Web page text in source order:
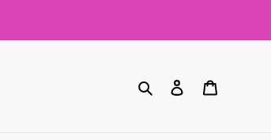
BuscarIngresar